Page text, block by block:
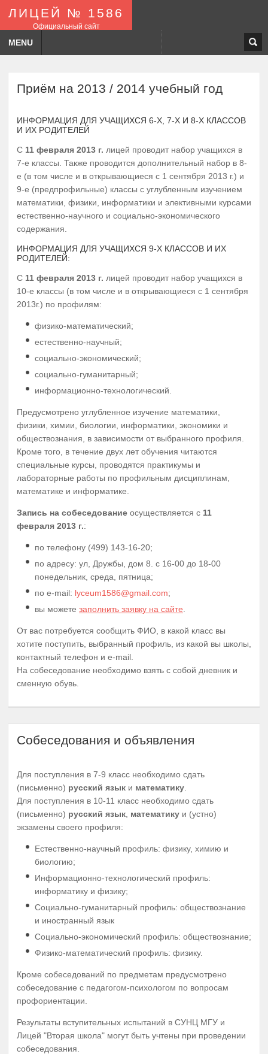
ЛИЦЕЙ № 1586
Официальный сайт
MENU
Приём на 2013 / 2014 учебный год
ИНФОРМАЦИЯ ДЛЯ УЧАЩИХСЯ 6-Х, 7-Х И 8-Х КЛАССОВ
И ИХ РОДИТЕЛЕЙ
С 11 февраля 2013 г. лицей проводит набор учащихся в
7-е классы. Также проводится дополнительный набор в 8-
е (в том числе и в открывающиеся с 1 сентября 2013 г.) и
9-е (предпрофильные) классы с углубленным изучением
математики, физики, информатики и элективными курсами
естественно-научного и социально-экономического
содержания.
ИНФОРМАЦИЯ ДЛЯ УЧАЩИХСЯ 9-Х КЛАССОВ И ИХ
РОДИТЕЛЕЙ:
С 11 февраля 2013 г. лицей проводит набор учащихся в
10-е классы (в том числе и в открывающиеся с 1 сентября
2013г.) по профилям:
физико-математический;
естественно-научный;
социально-экономический;
социально-гуманитарный;
информационно-технологический.
Предусмотрено углубленное изучение математики,
физики, химии, биологии, информатики, экономики и
обществознания, в зависимости от выбранного профиля.
Кроме того, в течение двух лет обучения читаются
специальные курсы, проводятся практикумы и
лабораторные работы по профильным дисциплинам,
математике и информатике.
Запись на собеседование осуществляется с 11
февраля 2013 г.:
по телефону (499) 143-16-20;
по адресу: ул, Дружбы, дом 8. с 16-00 до 18-00
понедельник, среда, пятница;
по e-mail: lyceum1586@gmail.com;
вы можете заполнить заявку на сайте.
От вас потребуется сообщить ФИО, в какой класс вы
хотите поступить, выбранный профиль, из какой вы школы,
контактный телефон и e-mail.
На собеседование необходимо взять с собой дневник и
сменную обувь.
Собеседования и объявления
Для поступления в 7-9 класс необходимо сдать
(письменно) русский язык и математику
Для поступления в 10-11 класс необходимо сдать
(письменно) русский язык математику и (устно)
экзамены своего профиля:
Естественно-научный профиль: физику, химию и
биологию;
Информационно-технологический профиль:
информатику и физику;
Социально-гуманитарный профиль: обществознание
и иностранный язык
Социально-экономический профиль: обществознание;
Физико-математический профиль: физику.
Кроме собеседований по предметам предусмотрено
собеседование с педагогом-психологом по вопросам
профориентации.
Результаты вступительных испытаний в СУНЦ МГУ и
Лицей "Вторая школа" могут быть учтены при проведении
собеседования.